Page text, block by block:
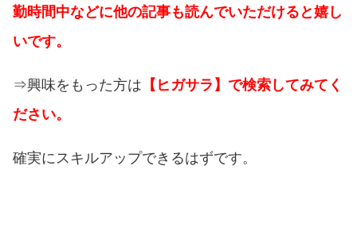
勤時間中などに他の記事も読んでいただけると嬉し
いです。
⇒興味をもった方は 【ヒガサラ】で検索してみてく
ださい。
確実にスキルアップできるはずです。